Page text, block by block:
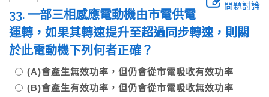
問題討論
33. 一部三相感應電動機由市電供電
運轉，如果其轉速提升至超過同步轉速，則關
於此電動機下列何者正確？
(A)會產生無效功率，但仍會從市電吸收有效功率
(B)會產生有效功率，但仍會從市電吸收無效功率